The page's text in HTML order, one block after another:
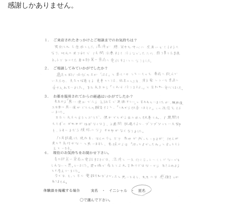
感謝しかありません。